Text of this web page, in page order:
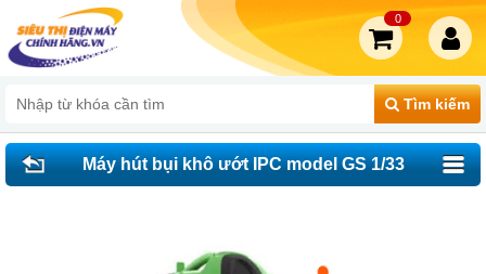
Tìm kiếm
0
Máy hút bụi khô ướt IPC model GS 1/33